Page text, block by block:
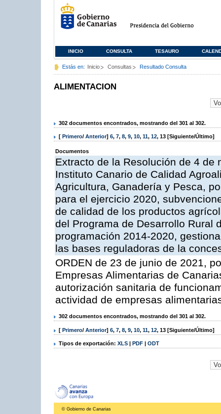
INICIO CONSULTA TESAURO
Estás en: Inicio Consultas Resultado Consulta
ALIMENTACION
302 documentos encontrados, mostrando del 301 al 302.
[ Primero/ Anterior] 6, 7, 8, 9, 10, 11, 12, 13 [Siguiente/Último]
Documentos
Extracto de la Resolución de 4 de
Instituto Canario de Calidad
Agricultura, Ganadería y Pesca,
para el ejercicio 2020,
de calidad de los productos
del Programa de Desarrollo Rural
programación 2014-2020,
las bases reguladoras de la
ORDEN de 23 de junio de 2021,
Empresas Alimentarias de
autorización sanitaria de
actividad de empresas
302 documentos encontrados, mostrando del 301 al 302.
[ Primero/ Anterior] 6, 7, 8, 9, 10, 11, 12, 13 [Siguiente/Último]
Tipos de exportación: XLS | PDF | ODT
© Gobierno de Canarias